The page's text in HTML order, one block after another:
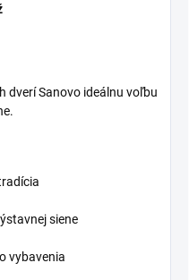
dverí Sanovo ideálnu voľbu
siene
vybavenia